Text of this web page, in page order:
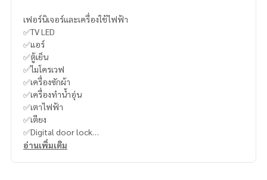
เฟอร์นิเจอร์และเครื่องใช้ไฟฟ้า
✅TV LED
✅แอร์
✅ตู้เย็น
✅ไมโครเวฟ
✅เครื่องซักผ้า
✅เครื่องทำน้ำอุ่น
✅เตาไฟฟ้า
✅เตียง
✅Digital door lock
อ่านเพิ่มเติม